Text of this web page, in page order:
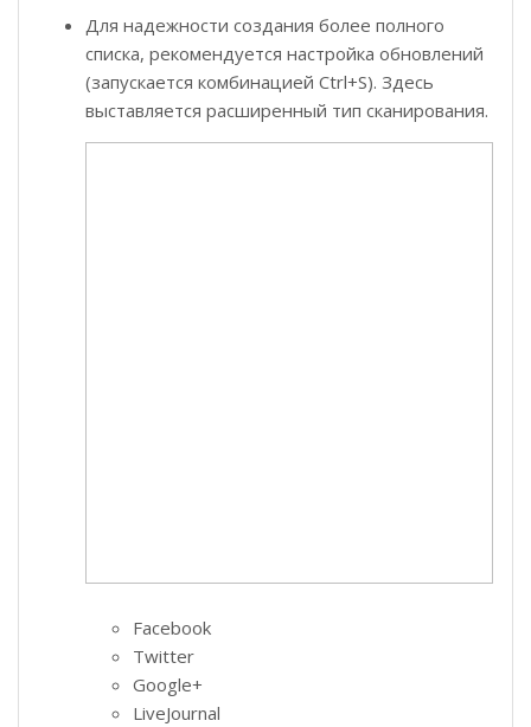
Для надежности создания более полного
списка, рекомендуется настройка обновлений
(запускается комбинацией Ctrl+S). Здесь
выставляется расширенный тип сканирования.
Facebook
Twitter
Google+
LiveJournal